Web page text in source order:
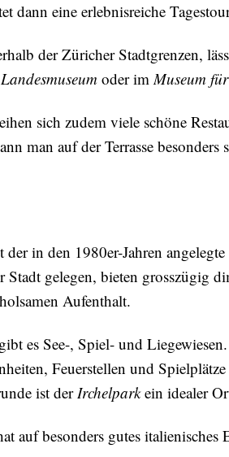
dann eine erlebnisreiche
der Züricher Stadtgrenzen,
Landesmuseum oder imMuseum
sich zudem viele schöne
man auf der Terrasse besonders
in den 1980er-Jahren
gelegen, bieten grosszügig
Aufenthalt.
es See-, Spiel- und
Feuerstellen und
ist der Irchelparkein idealer
auf besonders gutes